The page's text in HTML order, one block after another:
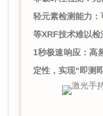
轻元素检测能力
等XRF技术难以检
1秒极速响应：高
定性，实现“即测